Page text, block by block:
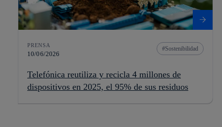
PRENSA
10/06/2026
Sostenibilidad
Telefónica reutiliza y recicla 4 millones de
dispositivos en 2025, el 95% de sus residuos